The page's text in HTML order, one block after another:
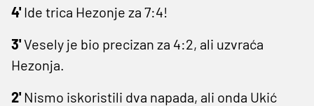
4' Ide trica Hezonje za 7:4!
3'Vesely je bio precizan za 4:2, ali uzvraća
Hezonja.
2' Nismo iskoristili dva napada, ali onda Ukić